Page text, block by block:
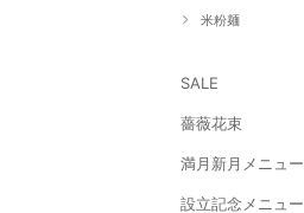
米粉麺
SALE
薔薇花束
満月新月メニュー
設立記念メニュー